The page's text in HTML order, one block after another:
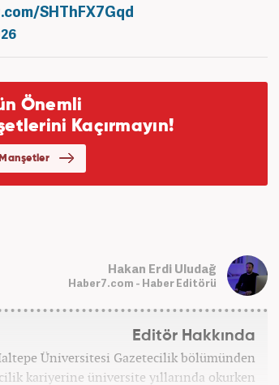
SHThFX7Gqd
Hakan Erdi Uludağ
Haber7.com - Haber Editörü
Editör Hakkında
Üniversitesi Gazetecilik bölümünden
kariyerine üniversite yıllarında okurken